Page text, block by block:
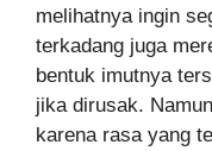
melihatnya ingin
terkadang juga
bentuk imutnya
jika dirusak.
karena rasa yang